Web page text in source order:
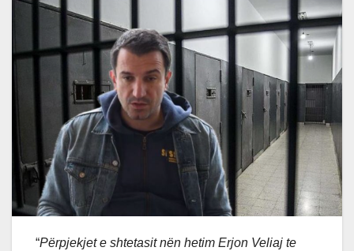
“Përpjekjet e shtetasit nën hetim Erjon Veliaj te